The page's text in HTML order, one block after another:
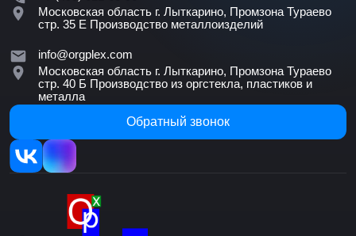
Московская область г. Лыткарино, Промзона Тураево
стр. 35 Е Производство металлоизделий
info@orgplex.com
Московская область г. Лыткарино, Промзона Тураево
стр. 40 Б Производство из оргстекла, пластиков и
металла
Обратный звонок